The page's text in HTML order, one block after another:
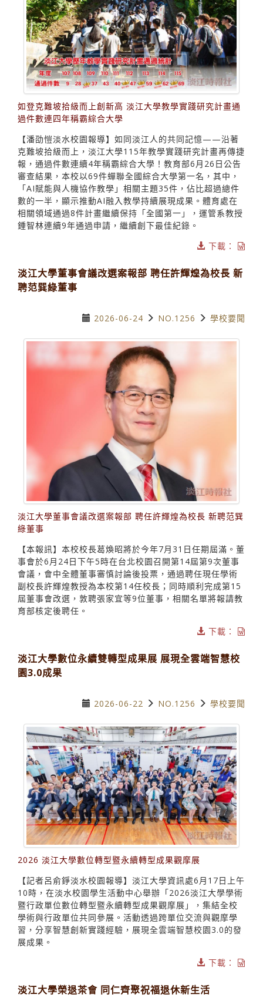
如登克難坡拾級而上創新高 淡江大學教學實踐研究計畫通
過件數連四年稱霸綜合大學
【潘劭愷淡水校園報導】如同淡江人的共同記憶——沿著
克難坡拾級而上，淡江大學115年教學實踐研究計畫再傳捷
報，通過件數連續4年稱霸綜合大學！教育部6月26日公告
審查結果，本校以69件蟬聯全國綜合大學第一名，其中，
「AI賦能與人機協作教學」相關主題35件，佔比超過總件
數的一半，顯示推動AI融入教學持續展現成果。體育處在
相關領域通過8件計畫繼續保持「全國第一」，運管系教授
鍾智林連續9年通過申請，繼續創下最佳紀錄。
下載：
淡江大學董事會議改選案報部 聘任許輝煌為校長 新
聘范巽綠董事
2026-06-24 NO.1256 學校要聞
淡江大學董事會議改選案報部 聘任許輝煌為校長 新聘范巽
綠董事
【本報訊】本校校長葛煥昭將於今年7月31日任期屆滿。董
事會於6月24日下午5時在台北校園召開第14屆第9次董事
會議，會中全體董事審慎討論後投票，通過聘任現任學術
副校長許輝煌教授為本校第14任校長；同時順利完成第15
屆董事會改選，敦聘張家宜等9位董事，相關名單將報請教
育部核定後聘任。
下載：
淡江大學數位永續雙轉型成果展 展現全雲端智慧校
園3.0成果
2026-06-22 NO.1256 學校要聞
2026 淡江大學數位轉型暨永續轉型成果觀摩展
【記者呂俞錚淡水校園報導】淡江大學資訊處6月17日上午
10時，在淡水校園學生活動中心舉辦「2026淡江大學學術
暨行政單位數位轉型暨永續轉型成果觀摩展」，集結全校
學術與行政單位共同參展。活動透過跨單位交流與觀摩學
習，分享智慧創新實踐經驗，展現全雲端智慧校園3.0的發
展成果。
下載：
淡江大學榮退茶會 同仁齊聚祝福退休新生活